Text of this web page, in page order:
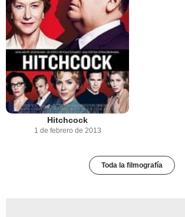
Hitchcock
1 de febrero de 2013
Toda la filmografía